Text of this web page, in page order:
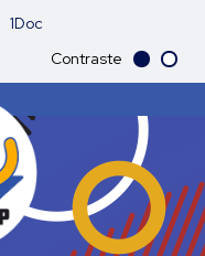
1Doc
Contraste